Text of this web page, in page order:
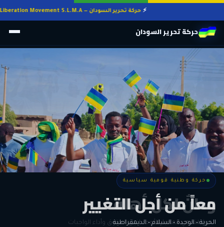
حركة تحرير السودان — Sudan Liberation Movement S.L.M.A
حركة تحرير السودان
حركة وطنية قومية سياسية
وطنٌ لكل أهله
المواطنة هي المعيار الأوحد لنيل الحقوق وأداء الواجبات
حركة وطنية قومية سياسية
معاً من أجل التغيير
الحرية • الوحدة • السلام • الديمقراطية